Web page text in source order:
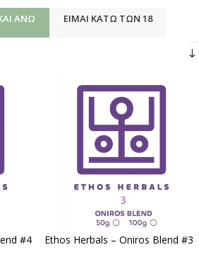
ΆΝΩ ΕΊΜΑΙ ΚΆΤΩ ΤΩΝ 18
με ετικέτα “MUGWORT”
#4
Ethos Herbals – Oniros Blend #3